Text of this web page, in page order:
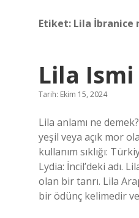
Etiket: Lila İbranice
Lila
Tarih: Ekim 15, 2024
Lila anlamı ne
yeşil veya açık mor
kullanım sıklığı:
Lydia: İncil’deki adı.
olan bir tanrı. Lila
bir ödünç kelimedir